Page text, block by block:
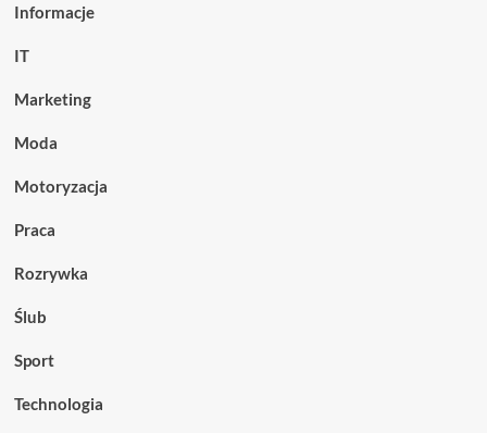
Informacje
IT
Marketing
Moda
Motoryzacja
Praca
Rozrywka
Ślub
Sport
Technologia